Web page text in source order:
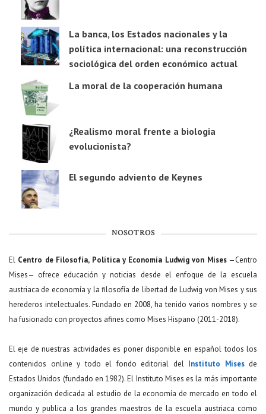
La banca, los Estados nacionales y la
política internacional: una reconstrucción
sociológica del orden económico actual
La moral de la cooperación humana
¿Realismo moral frente a biologia
evolucionista?
El segundo adviento de Keynes
NOSOTROS
El Centro de Filosofía, Política y Economía Ludwig von Mises—Centro
Mises— ofrece educación y noticias desde el enfoque de la escuela
austriaca de economía y la filosofía de libertad de Ludwig von Mises y sus
herederos intelectuales. Fundado en 2008, ha tenido varios nombres y se
ha fusionado con proyectos afines como Mises Hispano (2011-2018).
El eje de nuestras actividades es poner disponible en español todos los
contenidos online y todo el fondo editorial del Instituto Misesde
Estados Unidos (fundado en 1982). El Instituto Mises es la más importante
organización dedicada al estudio de la economía de mercado en todo el
mundo y publica a los grandes maestros de la escuela austriaca como